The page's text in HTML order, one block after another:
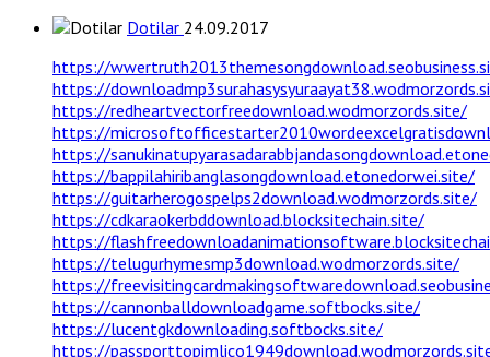
Dotilar 24.09.2017
https://
https://
https://redheartvectorfreedownload.wodmorzords.site/
https://
https://
https://bappilahiribanglasongdownload.etonedorwei.site/
https://guitarherogospelps2download.wodmorzords.site/
https://cdkaraokerbddownload.blocksitechain.site/
https://
https://telugurhymesmp3download.wodmorzords.site/
https://
https://cannonballdownloadgame.softbocks.site/
https://lucentgkdownloading.softbocks.site/
https://